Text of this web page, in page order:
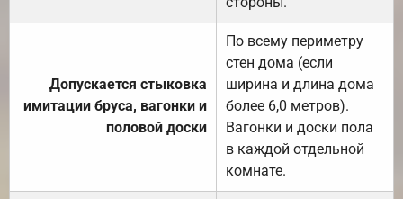
Допускается стыковка
имитации бруса, вагонки и
половой доски
По всему периметру
стен дома (если
ширина и длина дома
более 6,0 метров).
Вагонки и доски пола
в каждой отдельной
комнате.